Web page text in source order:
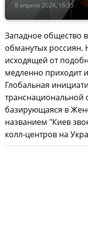
8 апреля 2024, 16:35
Западное общество
обманутых россиян.
исходящей от
медленно приходит
Глобальная
транснациональной
базирующаяся в
названием "Киев
колл-центров на